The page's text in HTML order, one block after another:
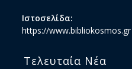
Ιστοσελίδα:
https://www.bibliokosmos.gr
Τελευταία Νέα